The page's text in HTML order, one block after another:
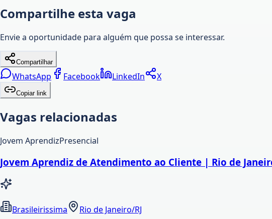
Compartilhe esta vaga
Envie a oportunidade para alguém que possa se interessar.
Compartilhar
WhatsApp Facebook LinkedIn X
Copiar link
Vagas relacionadas
Jovem AprendizPresencial
Jovem Aprendiz de Atendimento ao Cliente | Rio de
Brasileirissima
Rio de Janeiro/RJ